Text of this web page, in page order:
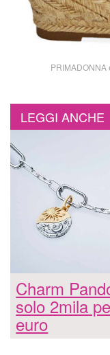
LEGGI ANCHE
Charm
solo 2mila
euro